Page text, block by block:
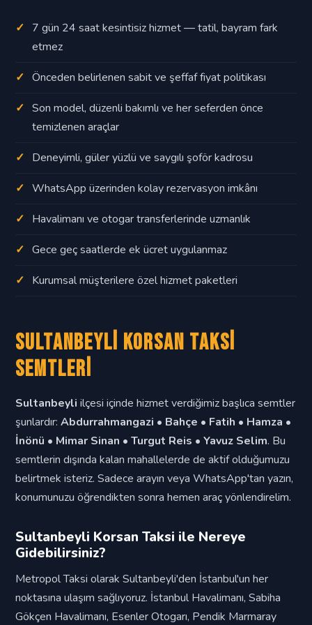
7 gün 24 saat kesintisiz hizmet — tatil, bayram fark
etmez
Önceden belirlenen sabit ve şeffaf fiyat politikası
Son model, düzenli bakımlı ve her seferden önce
temizlenen araçlar
Deneyimli, güler yüzlü ve saygılı şoför kadrosu
WhatsApp üzerinden kolay rezervasyon imkânı
Havalimanı ve otogar transferlerinde uzmanlık
Gece geç saatlerde ek ücret uygulanmaz
Kurumsal müşterilere özel hizmet paketleri
Sultanbeyli Korsan Taksi
Semtleri
Sultanbeyli ilçesi içinde hizmet verdiğimiz başlıca semtler
şunlardır:Abdurrahmangazi • Bahçe • Fatih • Hamza •
İnönü • Mimar Sinan • Turgut Reis • Yavuz Selim. Bu
semtlerin dışında kalan mahallelerde de aktif olduğumuzu
belirtmek isteriz. Sadece arayın veya WhatsApp'tan yazın,
konumunuzu öğrendikten sonra hemen araç yönlendirelim.
Sultanbeyli Korsan Taksi ile Nereye
Gidebilirsiniz?
Metropol Taksi olarak Sultanbeyli'den İstanbul'un her
noktasına ulaşım sağlıyoruz. İstanbul Havalimanı, Sabiha
Gökçen Havalimanı, Esenler Otogarı, Pendik Marmaray